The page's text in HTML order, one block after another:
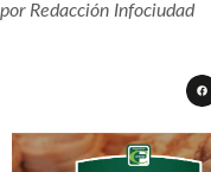
porRedacción Infociudad